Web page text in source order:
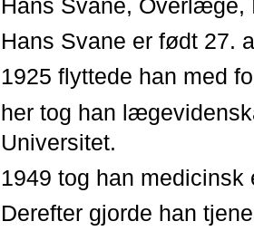
Hans Svane er født 27.
1925 flyttede han med
her tog han
Universitet.
1949 tog han
Derefter gjorde han